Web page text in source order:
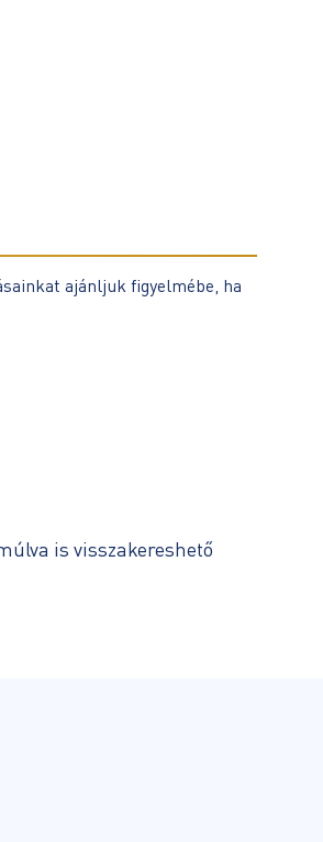
ajánljuk figyelmébe, ha
is visszakereshető